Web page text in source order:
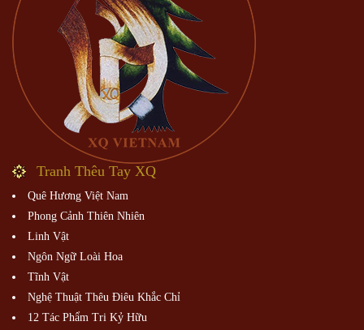
Tranh Thêu Tay XQ
Quê Hương Việt Nam
Phong Cảnh Thiên Nhiên
Linh Vật
Ngôn Ngữ Loài Hoa
Tĩnh Vật
Nghệ Thuật Thêu Điêu Khắc Chỉ
12 Tác Phẩm Tri Kỷ Hữu